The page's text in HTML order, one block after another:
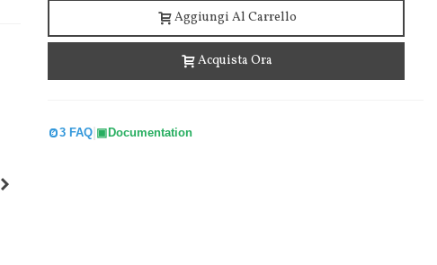
Aggiungi Al Carrello
Acquista Ora
3 FAQ| Documentation